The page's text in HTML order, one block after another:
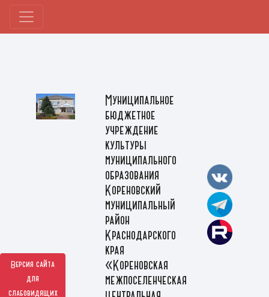
Версия сайта
для
слабовидящих
Муниципальное
бюджетное
учреждение
культуры
муниципального
образования
Кореновский
муниципальный
район
Краснодарского
края
«Кореновская
межпоселенческая